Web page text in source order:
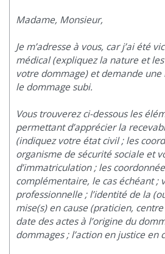
Madame, Monsieur,
Je m’adresse à vous, car j’ai été
médical (expliquez la nature et
votre dommage) et demande
le dommage subi.
Vous trouverez ci-dessous les
permettant d’apprécier la
(indiquez votre état civil ; les
organisme de sécurité sociale et
d’immatriculation ; les
complémentaire, le cas échéant ;
professionnelle ; l’identité de la
mise(s) en cause (praticien,
date des actes à l’origine du
dommages ; l’action en justice en